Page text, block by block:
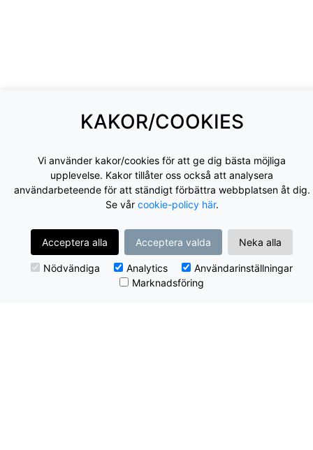
KAKOR/COOKIES
Vi använder kakor/cookies för att ge dig bästa möjliga
upplevelse. Kakor tillåter oss också att analysera
användarbeteende för att ständigt förbättra webbplatsen åt dig.
Se vår cookie-policy här.
Acceptera alla Acceptera valda Neka alla
Nödvändiga Analytics
Användarinställningar
Marknadsföring